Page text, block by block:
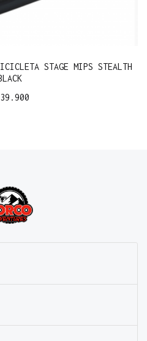
STAGE MIPS STEALTH